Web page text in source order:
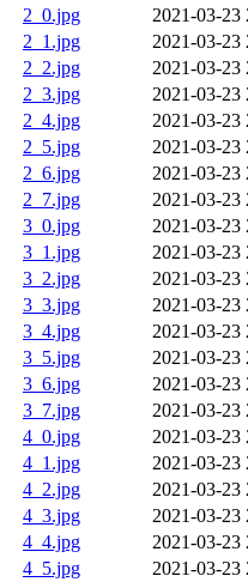
2_0.jpg
2021-03-23
2_1.jpg
2021-03-23
2_2.jpg
2021-03-23
2_3.jpg
2021-03-23
2_4.jpg
2021-03-23
2_5.jpg
2021-03-23
2_6.jpg
2021-03-23
2_7.jpg
2021-03-23
3_0.jpg
2021-03-23
3_1.jpg
2021-03-23
3_2.jpg
2021-03-23
3_3.jpg
2021-03-23
3_4.jpg
2021-03-23
3_5.jpg
2021-03-23
3_6.jpg
2021-03-23
3_7.jpg
2021-03-23
4_0.jpg
2021-03-23
4_1.jpg
2021-03-23
4_2.jpg
2021-03-23
4_3.jpg
2021-03-23
4_4.jpg
2021-03-23
4_5.jpg
2021-03-23